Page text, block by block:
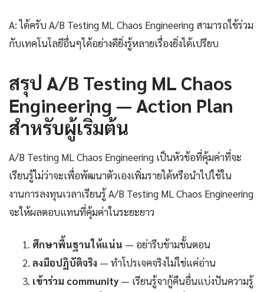
A: ได้ครับ A/B Testing ML Chaos Engineering สามารถใช้ร่วม
กับเทคโนโลยีอื่นๆได้อย่างดียิ่งรู้หลายเรื่องยิ่งได้เปรียบ
สรุป A/B Testing ML Chaos
Engineering — Action Plan
สำหรับผู้เริ่มต้น
A/B Testing ML Chaos Engineering เป็นหัวข้อที่คุ้มค่าที่จะ
เรียนรู้ไม่ว่าจะเพื่อพัฒนาตัวเองเพิ่มรายได้หรือนำไปใช้ใน
งานการลงทุนเวลาเรียนรู้ A/B Testing ML Chaos Engineering
จะให้ผลตอบแทนที่คุ้มค่าในระยะยาว
ศึกษาพื้นฐานให้แน่น — อย่ารีบข้ามขั้นตอน
ลงมือปฏิบัติจริง — ทำโปรเจคจริงไม่ใช่แค่อ่าน
เข้าร่วม community — เรียนรู้จากู้คืนอื่นแบ่งปันความรู้